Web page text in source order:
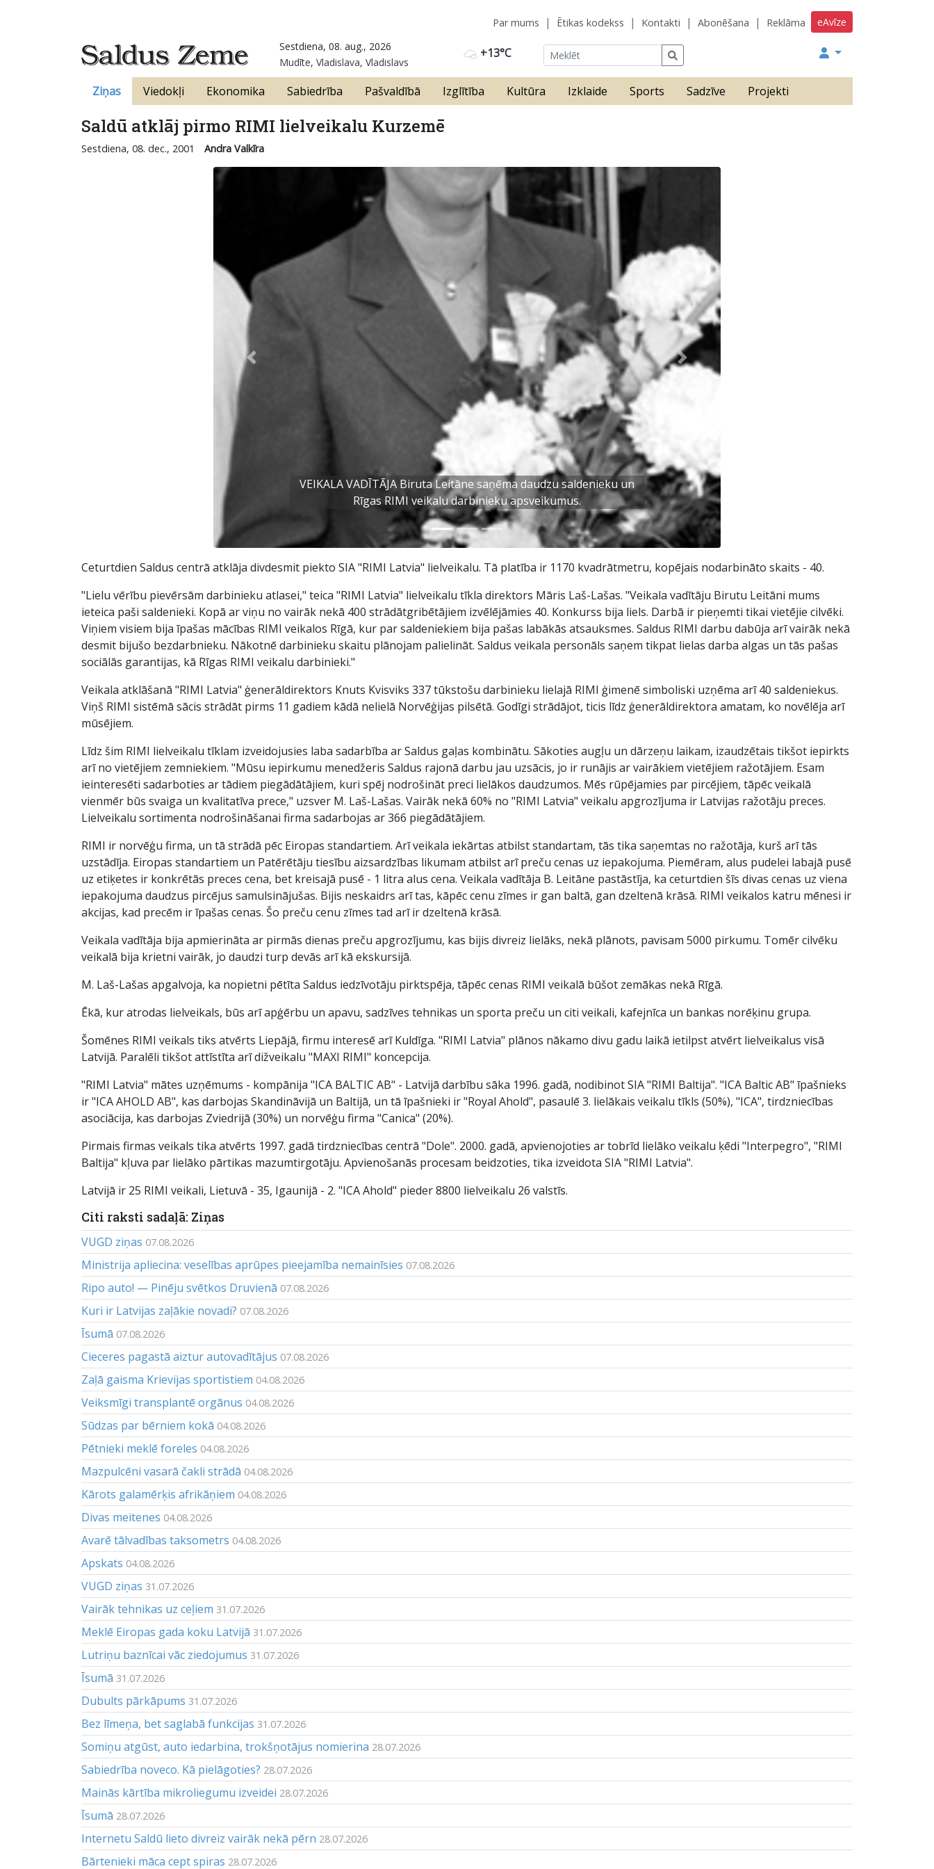
eAvīze
Par mums Ētikas kodekss Kontakti Abonēšana Reklāma
+13°C
Sestdiena, 08. aug., 2026
Mudīte, Vladislava, Vladislavs
Ziņas Viedokļi Ekonomika Sabiedrība Pašvaldībā Izglītība Kultūra Izklaide Sports Sadzīve Projekti
Saldū atklāj pirmo RIMI lielveikalu Kurzemē
Sestdiena, 08. dec., 2001 Andra Valkīra
VEIKALA VADĪTĀJA Biruta Leitāne saņēma daudzu saldenieku un
Rīgas RIMI veikalu darbinieku apsveikumus.
Previous Next
Ceturtdien Saldus centrā atklāja divdesmit piekto SIA "RIMI Latvia" lielveikalu. Tā platība ir 1170 kvadrātmetru, kopējais nodarbināto skaits - 40.
"Lielu vērību pievērsām darbinieku atlasei," teica "RIMI Latvia" lielveikalu tīkla direktors Māris Laš-Lašas. "Veikala vadītāju Birutu Leitāni mums
ieteica paši saldenieki. Kopā ar viņu no vairāk nekā 400 strādātgribētājiem izvēlējāmies 40. Konkurss bija liels. Darbā ir pieņemti tikai vietējie cilvēki.
Viņiem visiem bija īpašas mācības RIMI veikalos Rīgā, kur par saldeniekiem bija pašas labākās atsauksmes. Saldus RIMI darbu dabūja arī vairāk nekā
desmit bijušo bezdarbnieku. Nākotnē darbinieku skaitu plānojam palielināt. Saldus veikala personāls saņem tikpat lielas darba algas un tās pašas
sociālās garantijas, kā Rīgas RIMI veikalu darbinieki."
Veikala atklāšanā "RIMI Latvia" ģenerāldirektors Knuts Kvisviks 337 tūkstošu darbinieku lielajā RIMI ģimenē simboliski uzņēma arī 40 saldeniekus.
Viņš RIMI sistēmā sācis strādāt pirms 11 gadiem kādā nelielā Norvēģijas pilsētā. Godīgi strādājot, ticis līdz ģenerāldirektora amatam, ko novēlēja arī
mūsējiem.
Līdz šim RIMI lielveikalu tīklam izveidojusies laba sadarbība ar Saldus gaļas kombinātu. Sākoties augļu un dārzeņu laikam, izaudzētais tikšot iepirkts
arī no vietējiem zemniekiem. "Mūsu iepirkumu menedžeris Saldus rajonā darbu jau uzsācis, jo ir runājis ar vairākiem vietējiem ražotājiem. Esam
ieinteresēti sadarboties ar tādiem piegādātājiem, kuri spēj nodrošināt preci lielākos daudzumos. Mēs rūpējamies par pircējiem, tāpēc veikalā
vienmēr būs svaiga un kvalitatīva prece," uzsver M. Laš-Lašas. Vairāk nekā 60% no "RIMI Latvia" veikalu apgrozījuma ir Latvijas ražotāju preces.
Lielveikalu sortimenta nodrošināšanai firma sadarbojas ar 366 piegādātājiem.
RIMI ir norvēģu firma, un tā strādā pēc Eiropas standartiem. Arī veikala iekārtas atbilst standartam, tās tika saņemtas no ražotāja, kurš arī tās
uzstādīja. Eiropas standartiem un Patērētāju tiesību aizsardzības likumam atbilst arī preču cenas uz iepakojuma. Piemēram, alus pudelei labajā pusē
uz etiķetes ir konkrētās preces cena, bet kreisajā pusē - 1 litra alus cena. Veikala vadītāja B. Leitāne pastāstīja, ka ceturtdien šīs divas cenas uz viena
iepakojuma daudzus pircējus samulsinājušas. Bijis neskaidrs arī tas, kāpēc cenu zīmes ir gan baltā, gan dzeltenā krāsā. RIMI veikalos katru mēnesi ir
akcijas, kad precēm ir īpašas cenas. Šo preču cenu zīmes tad arī ir dzeltenā krāsā.
Veikala vadītāja bija apmierināta ar pirmās dienas preču apgrozījumu, kas bijis divreiz lielāks, nekā plānots, pavisam 5000 pirkumu. Tomēr cilvēku
veikalā bija krietni vairāk, jo daudzi turp devās arī kā ekskursijā.
M. Laš-Lašas apgalvoja, ka nopietni pētīta Saldus iedzīvotāju pirktspēja, tāpēc cenas RIMI veikalā būšot zemākas nekā Rīgā.
Ēkā, kur atrodas lielveikals, būs arī apģērbu un apavu, sadzīves tehnikas un sporta preču un citi veikali, kafejnīca un bankas norēķinu grupa.
Šomēnes RIMI veikals tiks atvērts Liepājā, firmu interesē arī Kuldīga. "RIMI Latvia" plānos nākamo divu gadu laikā ietilpst atvērt lielveikalus visā
Latvijā. Paralēli tikšot attīstīta arī dižveikalu "MAXI RIMI" koncepcija.
"RIMI Latvia" mātes uzņēmums - kompānija "ICA BALTIC AB" - Latvijā darbību sāka 1996. gadā, nodibinot SIA "RIMI Baltija". "ICA Baltic AB" īpašnieks
ir "ICA AHOLD AB", kas darbojas Skandināvijā un Baltijā, un tā īpašnieki ir "Royal Ahold", pasaulē 3. lielākais veikalu tīkls (50%), "ICA", tirdzniecības
asociācija, kas darbojas Zviedrijā (30%) un norvēģu firma "Canica" (20%).
Pirmais firmas veikals tika atvērts 1997. gadā tirdzniecības centrā "Dole". 2000. gadā, apvienojoties ar tobrīd lielāko veikalu ķēdi "Interpegro", "RIMI
Baltija" kļuva par lielāko pārtikas mazumtirgotāju. Apvienošanās procesam beidzoties, tika izveidota SIA "RIMI Latvia".
Latvijā ir 25 RIMI veikali, Lietuvā - 35, Igaunijā - 2. "ICA Ahold" pieder 8800 lielveikalu 26 valstīs.
Citi raksti sadaļā: Ziņas
VUGD ziņas 07.08.2026
Ministrija apliecina: veselības aprūpes pieejamība nemainīsies 07.08.2026
Ripo auto! — Pinēju svētkos Druvienā 07.08.2026
Kuri ir Latvijas zaļākie novadi? 07.08.2026
Īsumā 07.08.2026
Cieceres pagastā aiztur autovadītājus 07.08.2026
Zaļā gaisma Krievijas sportistiem 04.08.2026
Veiksmīgi transplantē orgānus 04.08.2026
Sūdzas par bērniem kokā 04.08.2026
Pētnieki meklē foreles 04.08.2026
Mazpulcēni vasarā čakli strādā 04.08.2026
Kārots galamērķis afrikāņiem 04.08.2026
Divas meitenes 04.08.2026
Avarē tālvadības taksometrs 04.08.2026
Apskats 04.08.2026
VUGD ziņas 31.07.2026
Vairāk tehnikas uz ceļiem 31.07.2026
Meklē Eiropas gada koku Latvijā 31.07.2026
Lutriņu baznīcai vāc ziedojumus 31.07.2026
Īsumā 31.07.2026
Dubults pārkāpums 31.07.2026
Bez līmeņa, bet saglabā funkcijas 31.07.2026
Somiņu atgūst, auto iedarbina, trokšņotājus nomierina 28.07.2026
Sabiedrība noveco. Kā pielāgoties? 28.07.2026
Mainās kārtība mikroliegumu izveidei 28.07.2026
Īsumā 28.07.2026
Internetu Saldū lieto divreiz vairāk nekā pērn 28.07.2026
Bārtenieki māca cept spiras 28.07.2026